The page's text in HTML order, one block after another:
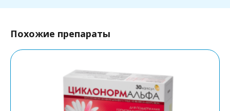
Похожие препараты